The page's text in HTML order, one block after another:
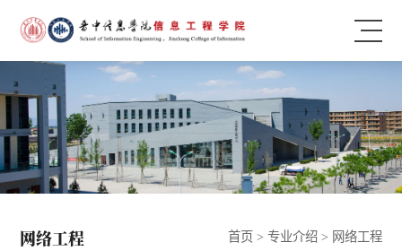
网络工程 首页 > 专业介绍> 网络工程